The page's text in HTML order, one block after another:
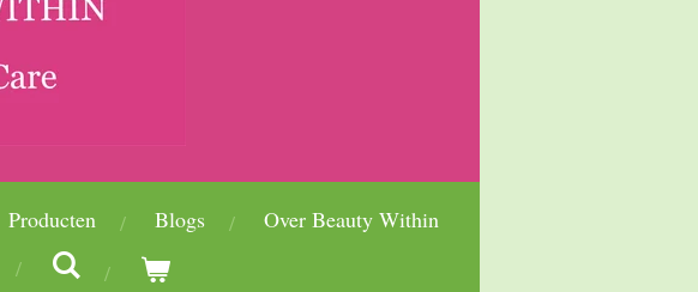
Producten Blogs
Over Beauty Within